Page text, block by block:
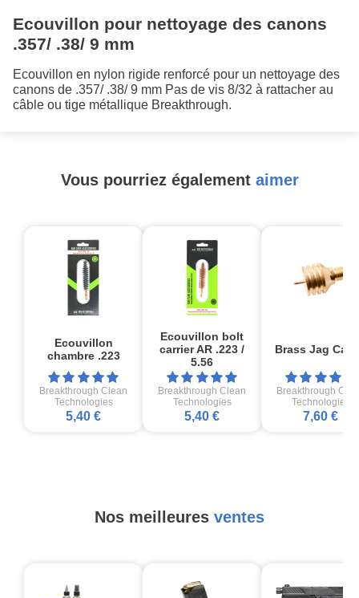
Ecouvillon pour nettoyage des canons
.357/ .38/ 9 mm
Ecouvillon en nylon rigide renforcé pour un nettoyage des
canons de .357/ .38/ 9 mm Pas de vis 8/32 à rattacher au
câble ou tige métallique Breakthrough.
Vous pourriez également aimer
Ecouvillon
chambre .223
Breakthrough Clean
Technologies
5,40 €
Ecouvillon bolt
carrier AR .223 /
5.56
Breakthrough Clean
Technologies
5,40 €
Brass Jag Cal
Breakthrough
Technologies
7,60 €
Nos meilleures ventes